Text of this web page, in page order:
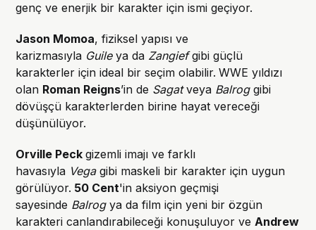
genç ve enerjik bir karakter için ismi geçiyor.
Jason Momoa, fiziksel yapısı ve
karizmasıyla Guileya da Zangiefgibi güçlü
karakterler için ideal bir seçim olabilir. WWE yıldızı
olan Roman Reigns’in de Sagatveya Balroggibi
dövüşçü karakterlerden birine hayat vereceği
düşünülüyor.
Orville Peckgizemli imajı ve farklı
havasıyla Vegagibi maskeli bir karakter için uygun
görülüyor. 50 Cent'in aksiyon geçmişi
sayesinde Balrogya da film için yeni bir özgün
karakteri canlandırabileceği konuşuluyor ve Andrew